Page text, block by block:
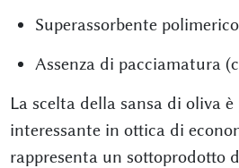
Superassorbente polimerico
Assenza di pacciamatura
La scelta della sansa di oliva
interessante in ottica di
rappresenta un sottoprodotto